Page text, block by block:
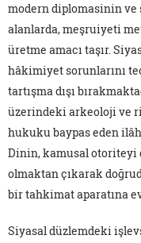
modern diplomasinin
alanlarda, meşruiyeti
üretme amacı taşır.
hâkimiyet sorunlarını
tartışma dışı
üzerindeki arkeoloji ve
hukuku baypas eden
Dinin, kamusal otoriteyi
olmaktan çıkarak
bir tahkimat aparatına
Siyasal düzlemdeki